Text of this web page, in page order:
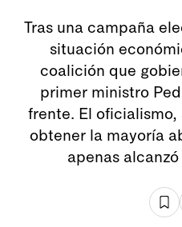
Tras una campaña
situación
coalición que
primer ministro
frente. El
obtener la mayoría
apenas